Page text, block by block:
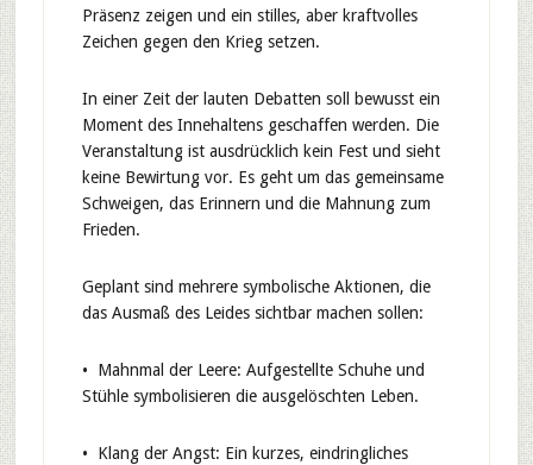
Präsenz zeigen und ein stilles, aber kraftvolles
Zeichen gegen den Krieg setzen.
In einer Zeit der lauten Debatten soll bewusst ein
Moment des Innehaltens geschaffen werden. Die
Veranstaltung ist ausdrücklich kein Fest und sieht
keine Bewirtung vor. Es geht um das gemeinsame
Schweigen, das Erinnern und die Mahnung zum
Frieden.
Geplant sind mehrere symbolische Aktionen, die
das Ausmaß des Leides sichtbar machen sollen:
• Mahnmal der Leere: Aufgestellte Schuhe und
Stühle symbolisieren die ausgelöschten Leben.
• Klang der Angst: Ein kurzes, eindringliches